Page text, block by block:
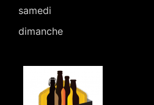
samedi
dimanche